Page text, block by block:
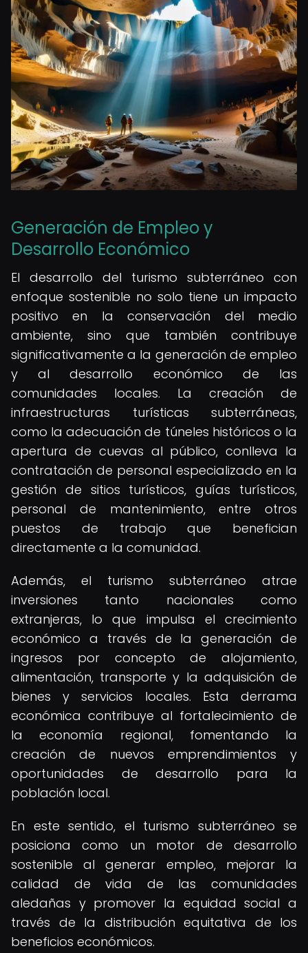
Generación de Empleo y
Desarrollo Económico
El desarrollo del turismo subterráneo con
enfoque sostenible no solo tiene un impacto
positivo en la conservación del medio
ambiente, sino que también contribuye
significativamente a la generación de empleo
y al desarrollo económico de las
comunidades locales. La creación de
infraestructuras turísticas subterráneas,
como la adecuación de túneles históricos o la
apertura de cuevas al público, conlleva la
contratación de personal especializado en la
gestión de sitios turísticos, guías turísticos,
personal de mantenimiento, entre otros
puestos de trabajo que benefician
directamente a la comunidad.
Además, el turismo subterráneo atrae
inversiones tanto nacionales como
extranjeras, lo que impulsa el crecimiento
económico a través de la generación de
ingresos por concepto de alojamiento,
alimentación, transporte y la adquisición de
bienes y servicios locales. Esta derrama
económica contribuye al fortalecimiento de
la economía regional, fomentando la
creación de nuevos emprendimientos y
oportunidades de desarrollo para la
población local.
En este sentido, el turismo subterráneo se
posiciona como un motor de desarrollo
sostenible al generar empleo, mejorar la
calidad de vida de las comunidades
aledañas y promover la equidad social a
través de la distribución equitativa de los
beneficios económicos.